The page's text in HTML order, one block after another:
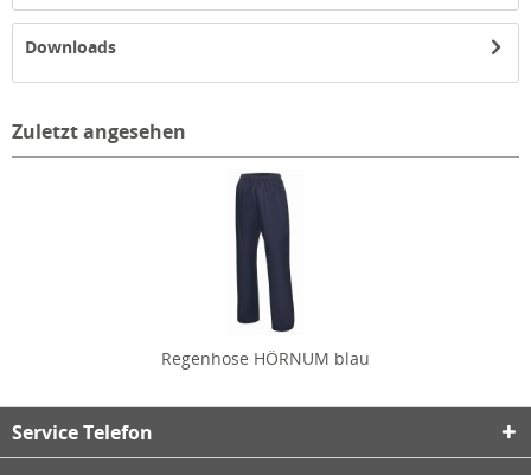
Downloads
Zuletzt angesehen
Regenhose HÖRNUM blau
Service Telefon